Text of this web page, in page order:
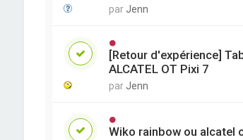
par Jenn
[Retour d'expérience]
ALCATEL OT Pixi 7
par Jenn
Wiko rainbow ou alcatel